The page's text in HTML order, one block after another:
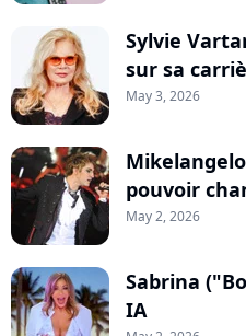
Sylvie
sur sa
May 3, 2026
pouvoir
May 2, 2026
Sabrina
IA